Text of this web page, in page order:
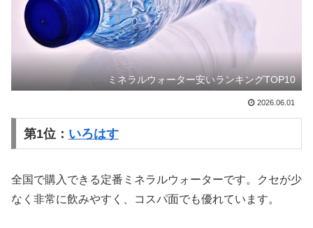
ミネラルウォーター安いランキングTOP10
2026.06.01
第1位： いろはす
全国で購入できる定番ミネラルウォーターです。クセが少
なく非常に飲みやすく、コスパ面でも優れています。